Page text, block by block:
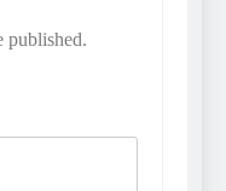
published.